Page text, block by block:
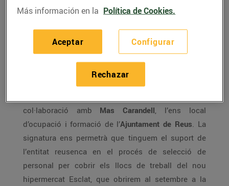
El Grup col·labora activament amb
empresarials per a la contractació de
personal dels municipis on obrim
nous establiments
col·laboració amb Mas Carandell, l’ens local
d’ocupació i formació de l’Ajuntament de Reus. La
signatura ens permetrà que tinguem el suport de
l’entitat reusenca en el procés de selecció de
personal per cobrir els llocs de treball del nou
hipermercat Esclat, que obrirem al setembre a la
Más información en la Política de Cookies.
Configurar
Rechazar
Aceptar